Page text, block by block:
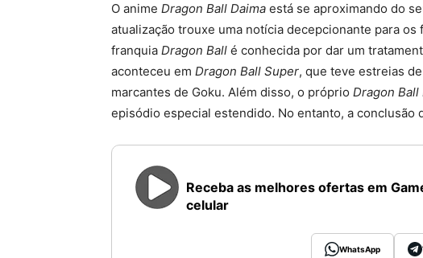
O anime Dragon Ball Daima está se aproximando do
atualização trouxe uma notícia decepcionante para
franquia Dragon Ball é conhecida por dar um
aconteceu em Dragon Ball Super, que teve estreias
marcantes de Goku. Além disso, o próprio Dragon Ball
episódio especial estendido. No entanto, a conclusão
Receba as melhores ofertas em
celular
WhatsApp